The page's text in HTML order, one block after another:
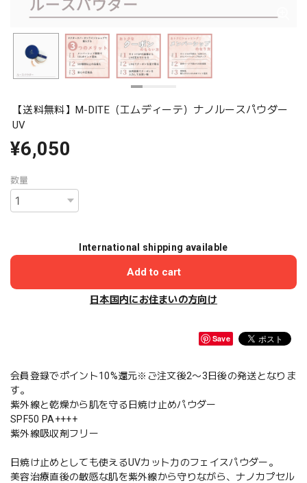
【送料無料】M-DITE（エムディーテ）ナノルースパウダー
UV
¥6,050
数量
International shipping available
Add to cart
日本国内にお住まいの方向け
Save
会員登録でポイント10%還元※ご注文後2〜3日後の発送となりま
す。
紫外線と乾燥から肌を守る日焼け止めパウダー
SPF50 PA++++
紫外線吸収剤フリー
日焼け止めとしても使えるUVカット力のフェイスパウダー。
美容治療直後の敏感な肌を紫外線から守りながら、ナノカプセル